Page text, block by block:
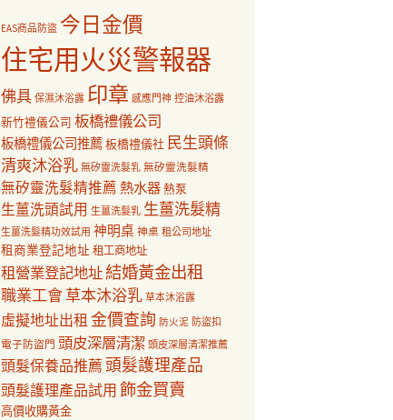
EAS商品防盜 今日金價
住宅用火災警報器
佛具 保濕沐浴露 印章 感應門神 控油沐浴露
新竹禮儀公司 板橋禮儀公司
板橋禮儀公司推薦板橋禮儀社 民生頭條
清爽沐浴乳 無矽靈洗髮乳 無矽靈洗髮精
無矽靈洗髮精推薦 熱水器 熱泵
生薑洗頭試用 生薑洗髮乳 生薑洗髮精
生薑洗髮精功效試用 神明桌 神桌 租公司地址
租商業登記地址 租工商地址
租營業登記地址結婚黃金出租
職業工會草本沐浴乳 草本沐浴露
虛擬地址出租 金價查詢 防火泥 防盜扣
電子防盜門 頭皮深層清潔 頭皮深層清潔推薦
頭髮保養品推薦 頭髮護理產品
頭髮護理產品試用 飾金買賣
高價收購黃金